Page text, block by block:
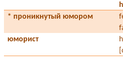
* проникнутый юмором
юморист